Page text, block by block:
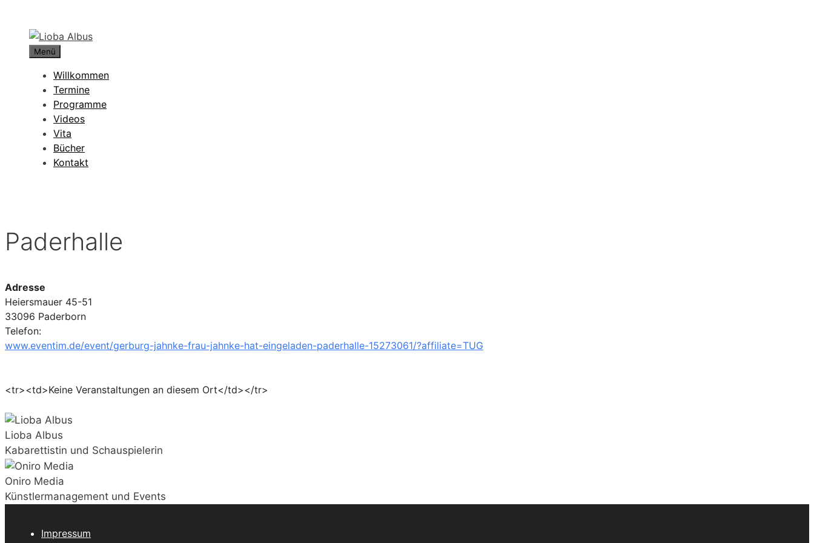
springen
Menü
Willkommen
Termine
Programme
Videos
Vita
Bücher
Kontakt
Paderhalle
Adresse
Heiersmauer 45-51
33096 Paderborn
Telefon:
www.eventim.de/event/gerburg-jahnke-frau-jahnke-hat-eingeladen-paderhalle-15273061/?affiliate=TUG
<tr><td>Keine Veranstaltungen an diesem Ort</td></tr>
Lioba Albus
Kabarettistin und Schauspielerin
Oniro Media
Künstlermanagement und Events
Impressum